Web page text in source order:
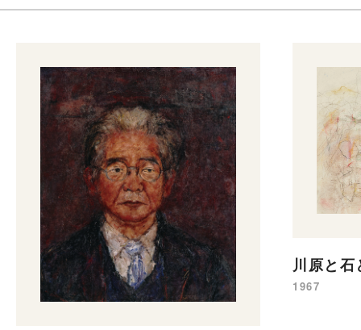
川原と石
1967